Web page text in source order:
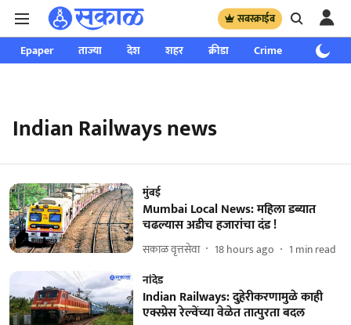
सबस्क्राईब
Epaper ताज्या देश शहर क्रीडा Crime साप्ताहिक
Indian Railways news
मुंबई
Mumbai Local News: महिला डब्यात
चढल्यास अडीच हजारांचा दंड !
सकाळ वृत्तसेवा 18 hours ago 1 min read
नांदेड
Indian Railways: दुहेरीकरणामुळे काही
एक्स्प्रेस रेल्वेंच्या वेळेत तात्पुरता बदल